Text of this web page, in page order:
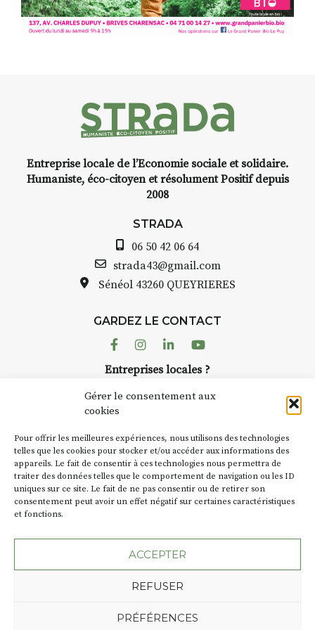
Gérer le consentement aux
cookies
Pour offrir les meilleures expériences, nous utilisons des technologies
telles que les cookies pour stocker et/ou accéder aux informations des
appareils. Le fait de consentir à ces technologies nous permettra de
traiter des données telles que le comportement de navigation ou les ID
uniques sur ce site. Le fait de ne pas consentir ou de retirer son
consentement peut avoir un effet négatif sur certaines caractéristiques
et fonctions.
ACCEPTER
REFUSER
PRÉFÉRENCES
Programmée en off du festival
d’Auzon, cette expo-
INTERVIEW
avez ouvert une galerie à
Auzon…
Bernard TURLE Le Fumoir n’est
pas une galerie permanente.
AuzonToujours organise
dans le village. Des artistes et
caves, les granges d’Auzon. Le
Fumoir est l’un de ces espaces
d’autres activités culturelles de
la Petite Cité de Caractère. Par
exemple, l’installationCochon
Charbons’inscrit comme en
« off » du festival d’Auzon 2026
SA D’où vient le nom :Fumoir?
BT C’est le terme employé dans
les actes de propriété du lieu.
c’était un saloir et
Entreprise locale de l’Economie sociale et solidaire.
Humaniste, éco-citoyen et résolument Positif depuis
2008
STRADA
06 50 42 06 64
strada43@gmail.com
Sénéol 43260 QUEYRIERES
GARDEZ LE CONTACT
FacebookInstagram
LinkedinYoutube
Entreprises locales ?
Suivez toute l'actu de Strada
Politique de confidentialité